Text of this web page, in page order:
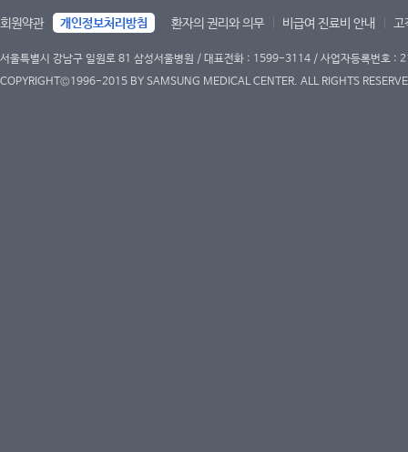
회원약관 개인정보처리방침 환자의 권리와 의무 비급여 진료비 안내 고
서울특별시 강남구 일원로 81 삼성서울병원 / 대표전화 : 1599-3114 / 사업자등록번호
COPYRIGHT©1996-2015 BY SAMSUNG MEDICAL CENTER. ALL RIGHTS